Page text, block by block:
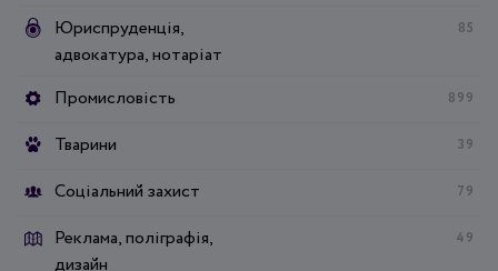
Юриспруденція,
адвокатура, нотаріат
85
Промисловість 899
Тварини 39
Соціальний захист 79
Реклама, поліграфія,
дизайн
49